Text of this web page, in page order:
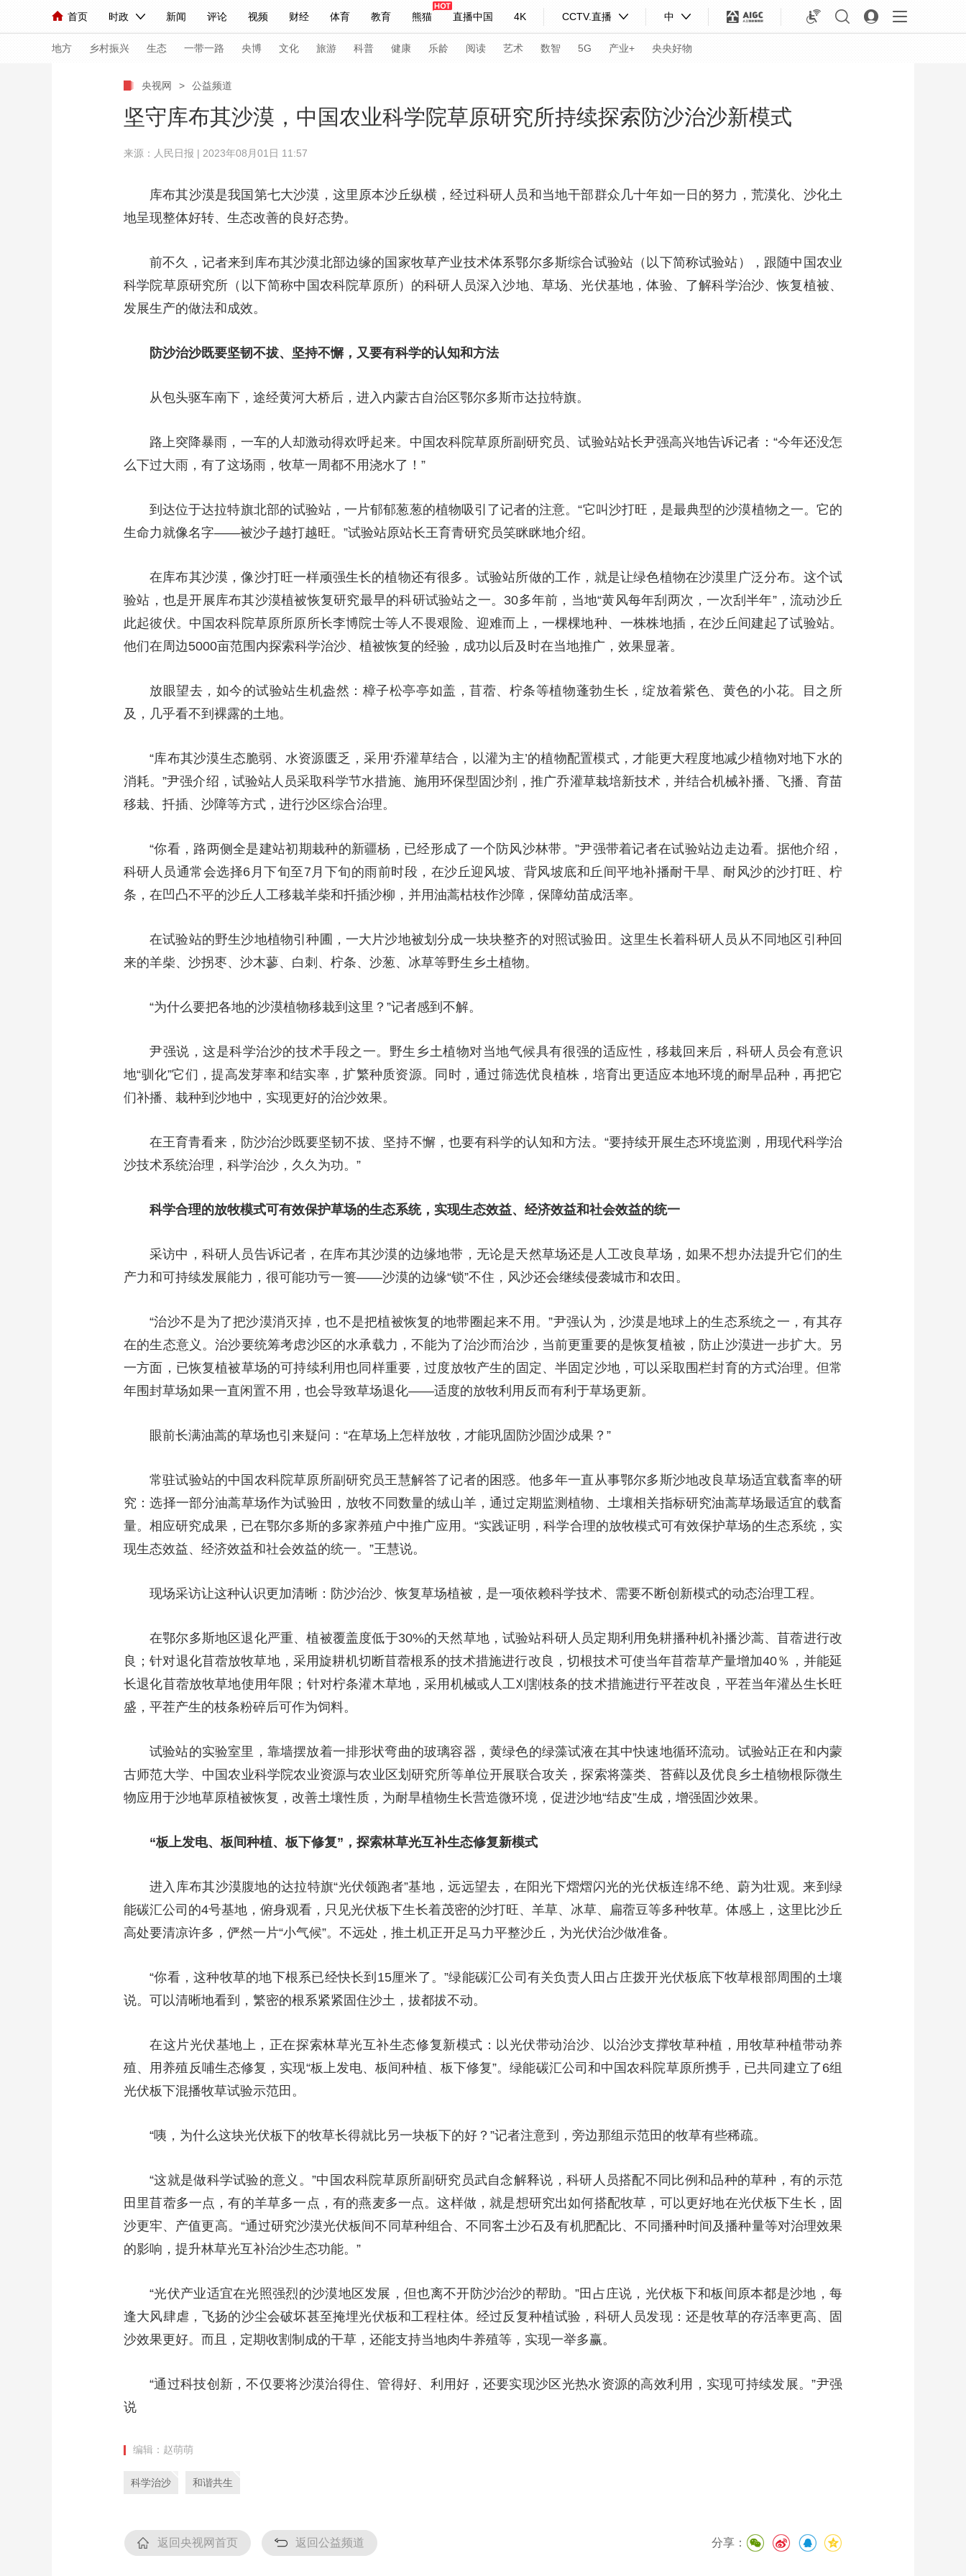
首页 时政 新闻 评论 视频 财经 体育 教育 熊猫 直播中国 4K CCTV.直播 中
人民领袖习近平 联播+ 中国领导人 央视快评 习式妙语 热解读 天天学习
直播 栏目大全 节目单 听音 微视频 主持人 下载央视影音
海外频道 iPanda English Монгол
地方 乡村振兴 生态 一带一路 央博 文化 旅游 科普 健康 乐龄 阅读 艺术 数智 5G 产业+ 央央好物
联播+ 热解读 天天学习 习式妙语 央视快评 央视网评 光华锐评 锋面
小央视频 小央直播 直播中国 熊猫频道
直播 竞猜 2026年世界杯 2026年冬奥会 CBA NBA 中超 国足 国际足球 网球 综合体育 亚冬会
CCTV奥林匹克频道 生活体育大会
乡村振兴 生态环境 一带一路 央博 非遗 文化 旅游
CCTV.节目官网 直播 节目单 栏目 片库 热播榜 总台企业白名单
央视网 > 公益频道
坚守库布其沙漠，中国农业科学院草原研究所持续探索防沙治沙新模式
来源：人民日报 | 2023年08月01日 11:57
库布其沙漠是我国第七大沙漠，这里原本沙丘纵横，经过科研人员和当地干部群众几十年如一日的努力，荒漠化、沙化土
地呈现整体好转、生态改善的良好态势。
前不久，记者来到库布其沙漠北部边缘的国家牧草产业技术体系鄂尔多斯综合试验站（以下简称试验站），跟随中国农业
科学院草原研究所（以下简称中国农科院草原所）的科研人员深入沙地、草场、光伏基地，体验、了解科学治沙、恢复植被、
发展生产的做法和成效。
防沙治沙既要坚韧不拔、坚持不懈，又要有科学的认知和方法
从包头驱车南下，途经黄河大桥后，进入内蒙古自治区鄂尔多斯市达拉特旗。
路上突降暴雨，一车的人却激动得欢呼起来。中国农科院草原所副研究员、试验站站长尹强高兴地告诉记者：“今年还没怎
么下过大雨，有了这场雨，牧草一周都不用浇水了！”
到达位于达拉特旗北部的试验站，一片郁郁葱葱的植物吸引了记者的注意。“它叫沙打旺，是最典型的沙漠植物之一。它的
生命力就像名字——被沙子越打越旺。”试验站原站长王育青研究员笑眯眯地介绍。
在库布其沙漠，像沙打旺一样顽强生长的植物还有很多。试验站所做的工作，就是让绿色植物在沙漠里广泛分布。这个试
验站，也是开展库布其沙漠植被恢复研究最早的科研试验站之一。30多年前，当地“黄风每年刮两次，一次刮半年”，流动沙丘
此起彼伏。中国农科院草原所原所长李博院士等人不畏艰险、迎难而上，一棵棵地种、一株株地插，在沙丘间建起了试验站。
他们在周边5000亩范围内探索科学治沙、植被恢复的经验，成功以后及时在当地推广，效果显著。
放眼望去，如今的试验站生机盎然：樟子松亭亭如盖，苜蓿、柠条等植物蓬勃生长，绽放着紫色、黄色的小花。目之所
及，几乎看不到裸露的土地。
“库布其沙漠生态脆弱、水资源匮乏，采用‘乔灌草结合，以灌为主’的植物配置模式，才能更大程度地减少植物对地下水的
消耗。”尹强介绍，试验站人员采取科学节水措施、施用环保型固沙剂，推广乔灌草栽培新技术，并结合机械补播、飞播、育苗
移栽、扦插、沙障等方式，进行沙区综合治理。
“你看，路两侧全是建站初期栽种的新疆杨，已经形成了一个防风沙林带。”尹强带着记者在试验站边走边看。据他介绍，
科研人员通常会选择6月下旬至7月下旬的雨前时段，在沙丘迎风坡、背风坡底和丘间平地补播耐干旱、耐风沙的沙打旺、柠
条，在凹凸不平的沙丘人工移栽羊柴和扦插沙柳，并用油蒿枯枝作沙障，保障幼苗成活率。
在试验站的野生沙地植物引种圃，一大片沙地被划分成一块块整齐的对照试验田。这里生长着科研人员从不同地区引种回
来的羊柴、沙拐枣、沙木蓼、白刺、柠条、沙葱、冰草等野生乡土植物。
“为什么要把各地的沙漠植物移栽到这里？”记者感到不解。
尹强说，这是科学治沙的技术手段之一。野生乡土植物对当地气候具有很强的适应性，移栽回来后，科研人员会有意识
地“驯化”它们，提高发芽率和结实率，扩繁种质资源。同时，通过筛选优良植株，培育出更适应本地环境的耐旱品种，再把它
们补播、栽种到沙地中，实现更好的治沙效果。
在王育青看来，防沙治沙既要坚韧不拔、坚持不懈，也要有科学的认知和方法。“要持续开展生态环境监测，用现代科学治
沙技术系统治理，科学治沙，久久为功。”
科学合理的放牧模式可有效保护草场的生态系统，实现生态效益、经济效益和社会效益的统一
采访中，科研人员告诉记者，在库布其沙漠的边缘地带，无论是天然草场还是人工改良草场，如果不想办法提升它们的生
产力和可持续发展能力，很可能功亏一篑——沙漠的边缘“锁”不住，风沙还会继续侵袭城市和农田。
“治沙不是为了把沙漠消灭掉，也不是把植被恢复的地带圈起来不用。”尹强认为，沙漠是地球上的生态系统之一，有其存
在的生态意义。治沙要统筹考虑沙区的水承载力，不能为了治沙而治沙，当前更重要的是恢复植被，防止沙漠进一步扩大。另
一方面，已恢复植被草场的可持续利用也同样重要，过度放牧产生的固定、半固定沙地，可以采取围栏封育的方式治理。但常
年围封草场如果一直闲置不用，也会导致草场退化——适度的放牧利用反而有利于草场更新。
眼前长满油蒿的草场也引来疑问：“在草场上怎样放牧，才能巩固防沙固沙成果？”
常驻试验站的中国农科院草原所副研究员王慧解答了记者的困惑。他多年一直从事鄂尔多斯沙地改良草场适宜载畜率的研
究：选择一部分油蒿草场作为试验田，放牧不同数量的绒山羊，通过定期监测植物、土壤相关指标研究油蒿草场最适宜的载畜
量。相应研究成果，已在鄂尔多斯的多家养殖户中推广应用。“实践证明，科学合理的放牧模式可有效保护草场的生态系统，实
现生态效益、经济效益和社会效益的统一。”王慧说。
现场采访让这种认识更加清晰：防沙治沙、恢复草场植被，是一项依赖科学技术、需要不断创新模式的动态治理工程。
在鄂尔多斯地区退化严重、植被覆盖度低于30%的天然草地，试验站科研人员定期利用免耕播种机补播沙蒿、苜蓿进行改
良；针对退化苜蓿放牧草地，采用旋耕机切断苜蓿根系的技术措施进行改良，切根技术可使当年苜蓿草产量增加40％，并能延
长退化苜蓿放牧草地使用年限；针对柠条灌木草地，采用机械或人工刈割枝条的技术措施进行平茬改良，平茬当年灌丛生长旺
盛，平茬产生的枝条粉碎后可作为饲料。
试验站的实验室里，靠墙摆放着一排形状弯曲的玻璃容器，黄绿色的绿藻试液在其中快速地循环流动。试验站正在和内蒙
古师范大学、中国农业科学院农业资源与农业区划研究所等单位开展联合攻关，探索将藻类、苔藓以及优良乡土植物根际微生
物应用于沙地草原植被恢复，改善土壤性质，为耐旱植物生长营造微环境，促进沙地“结皮”生成，增强固沙效果。
“板上发电、板间种植、板下修复”，探索林草光互补生态修复新模式
进入库布其沙漠腹地的达拉特旗“光伏领跑者”基地，远远望去，在阳光下熠熠闪光的光伏板连绵不绝、蔚为壮观。来到绿
能碳汇公司的4号基地，俯身观看，只见光伏板下生长着茂密的沙打旺、羊草、冰草、扁蓿豆等多种牧草。体感上，这里比沙丘
高处要清凉许多，俨然一片“小气候”。不远处，推土机正开足马力平整沙丘，为光伏治沙做准备。
“你看，这种牧草的地下根系已经快长到15厘米了。”绿能碳汇公司有关负责人田占庄拨开光伏板底下牧草根部周围的土壤
说。可以清晰地看到，繁密的根系紧紧固住沙土，拔都拔不动。
在这片光伏基地上，正在探索林草光互补生态修复新模式：以光伏带动治沙、以治沙支撑牧草种植，用牧草种植带动养
殖、用养殖反哺生态修复，实现“板上发电、板间种植、板下修复”。绿能碳汇公司和中国农科院草原所携手，已共同建立了6组
光伏板下混播牧草试验示范田。
“咦，为什么这块光伏板下的牧草长得就比另一块板下的好？”记者注意到，旁边那组示范田的牧草有些稀疏。
“这就是做科学试验的意义。”中国农科院草原所副研究员武自念解释说，科研人员搭配不同比例和品种的草种，有的示范
田里苜蓿多一点，有的羊草多一点，有的燕麦多一点。这样做，就是想研究出如何搭配牧草，可以更好地在光伏板下生长，固
沙更牢、产值更高。“通过研究沙漠光伏板间不同草种组合、不同客土沙石及有机肥配比、不同播种时间及播种量等对治理效果
的影响，提升林草光互补治沙生态功能。”
“光伏产业适宜在光照强烈的沙漠地区发展，但也离不开防沙治沙的帮助。”田占庄说，光伏板下和板间原本都是沙地，每
逢大风肆虐，飞扬的沙尘会破坏甚至掩埋光伏板和工程柱体。经过反复种植试验，科研人员发现：还是牧草的存活率更高、固
沙效果更好。而且，定期收割制成的干草，还能支持当地肉牛养殖等，实现一举多赢。
“通过科技创新，不仅要将沙漠治得住、管得好、利用好，还要实现沙区光热水资源的高效利用，实现可持续发展。”尹强
说
编辑：赵萌萌
科学治沙 和谐共生
返回央视网首页 返回公益频道 分享：